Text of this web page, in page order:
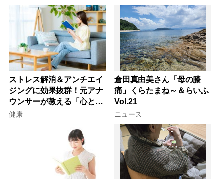
ストレス解消＆アンチエイ
ジングに効果抜群！元アナ
ウンサーが教える「心と体
を元気にする音読の習慣」
健康
倉田真由美さん「母の膝
痛」くらたまね～＆らいふ
Vol.21
ニュース